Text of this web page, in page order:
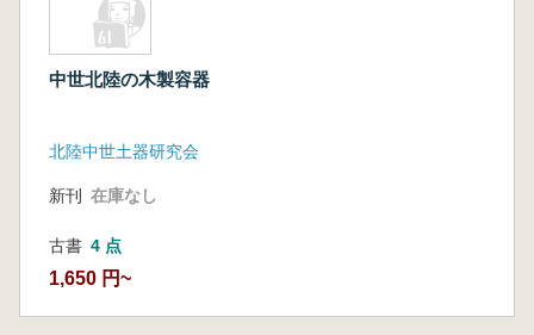
中世北陸の木製容器
北陸中世土器研究会
新刊 在庫なし
古書 4 点
1,650 円~